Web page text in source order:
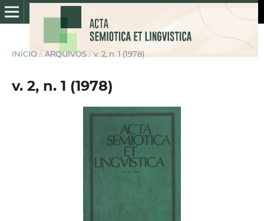
INÍCIO / ARQUIVOS / v. 2, n. 1 (1978)
v. 2, n. 1 (1978)